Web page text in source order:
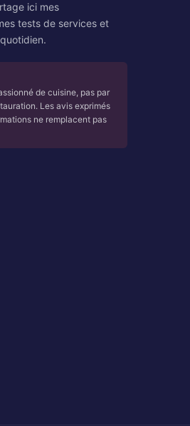
ici mes
tests de services et
de cuisine, pas par
Les avis exprimés
ne remplacent pas